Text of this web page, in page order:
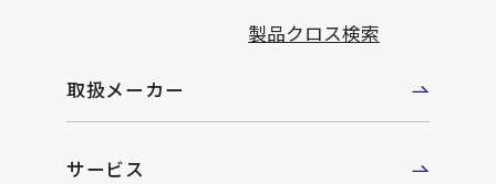
製品クロス検索
取扱メーカー
サービス